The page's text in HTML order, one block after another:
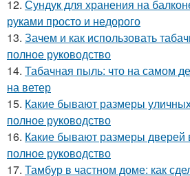
12. Сундук для хранения на
руками просто и недорого
13. Зачем и как использовать
полное руководство
14. Табачная пыль: что на самом
на ветер
15. Какие бывают размеры
полное руководство
16. Какие бывают размеры дверей
полное руководство
17. Тамбур в частном доме: как